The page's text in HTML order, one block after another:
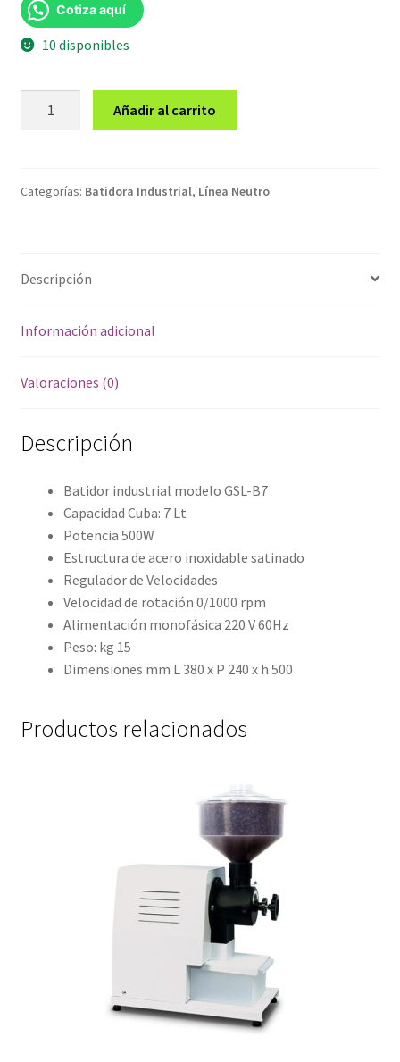
Cotiza aquí
10 disponibles
cantidad
Añadir al carrito
Categorías: Batidora Industrial, Línea Neutro
Descripción
Información adicional
Valoraciones (0)
Descripción
Batidor industrial modelo GSL-B7
Capacidad Cuba: 7 Lt
Potencia 500W
Estructura de acero inoxidable satinado
Regulador de Velocidades
Velocidad de rotación 0/1000 rpm
Alimentación monofásica 220 V 60Hz
Peso: kg 15
Dimensiones mm L 380 x P 240 x h 500
Productos relacionados